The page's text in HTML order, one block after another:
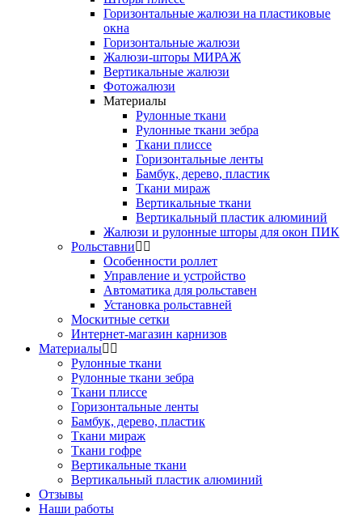
Горизонтальные жалюзи на пластиковые
окна
Горизонтальные жалюзи
Жалюзи-шторы МИРАЖ
Вертикальные жалюзи
Фотожалюзи
Материалы
Рулонные ткани
Рулонные ткани зебра
Ткани плиссе
Горизонтальные ленты
Бамбук, дерево, пластик
Ткани мираж
Вертикальные ткани
Вертикальный пластик алюминий
Жалюзи и рулонные шторы для окон ПИК
Рольставни
Особенности роллет
Управление и устройство
Автоматика для рольставен
Установка рольставней
Москитные сетки
Интернет-магазин карнизов
Материалы
Рулонные ткани
Рулонные ткани зебра
Ткани плиссе
Горизонтальные ленты
Бамбук, дерево, пластик
Ткани мираж
Ткани гофре
Вертикальные ткани
Вертикальный пластик алюминий
Отзывы
Наши работы